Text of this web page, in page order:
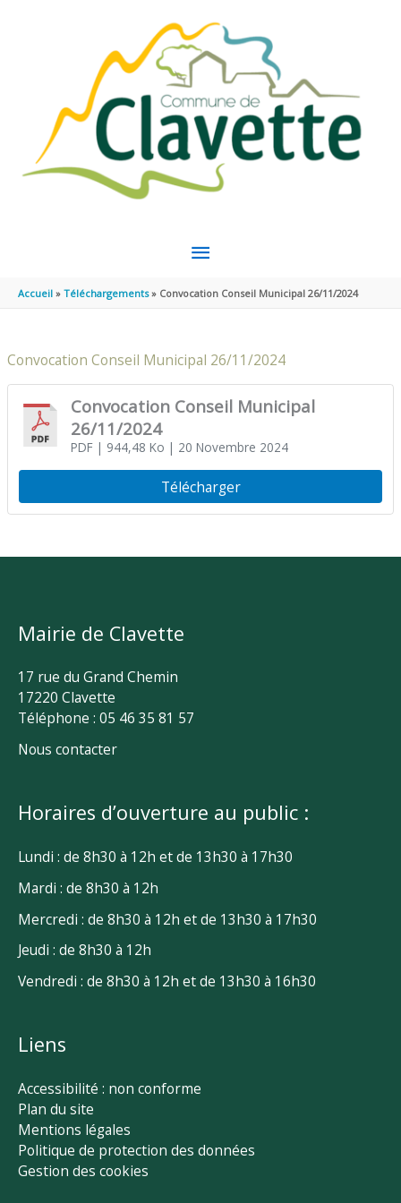
MENU
PRINCIPAL
Accueil Téléchargements Convocation Conseil Municipal 26/11/2024
Convocation Conseil Municipal 26/11/2024
Convocation Conseil Municipal
26/11/2024
PDF| 944,48 Ko | 20 Novembre 2024
Télécharger
Mairie de Clavette
17 rue du Grand Chemin
17220 Clavette
Téléphone : 05 46 35 81 57
Nous contacter
Horaires d’ouverture au public :
Lundi : de 8h30 à 12h et de 13h30 à 17h30
Mardi : de 8h30 à 12h
Mercredi : de 8h30 à 12h et de 13h30 à 17h30
Jeudi : de 8h30 à 12h
Vendredi : de 8h30 à 12h et de 13h30 à 16h30
Liens
Accessibilité : non conforme
Plan du site
Mentions légales
Politique de protection des données
Gestion des cookies